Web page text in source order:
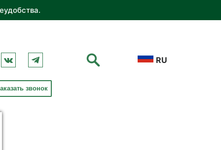
звонок
RU